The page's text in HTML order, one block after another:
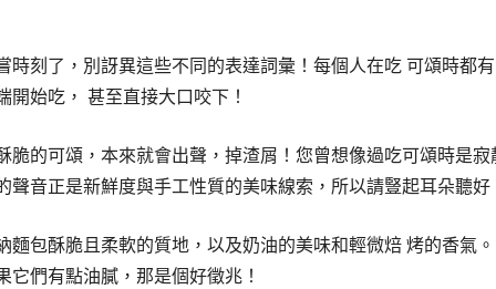
時刻了，別訝異這些不同的表達詞彙！每個人在吃 可頌時都
始吃， 甚至直接大口咬下！
脆的可頌，本來就會出聲，掉渣屑！您曾想像過吃可頌時是
音正是新鮮度與手工性質的美味線索，所以請豎起耳朵聽好
麵包酥脆且柔軟的質地，以及奶油的美味和輕微焙 烤的香氣
們有點油膩，那是個好徵兆！